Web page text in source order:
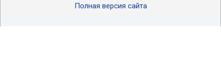
Полная версия сайта